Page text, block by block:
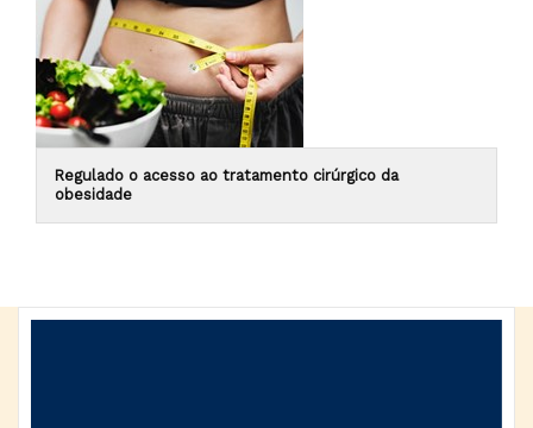
Regulado o acesso ao tratamento cirúrgico da
obesidade